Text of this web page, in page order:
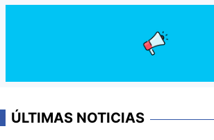
ÚLTIMAS NOTICIAS